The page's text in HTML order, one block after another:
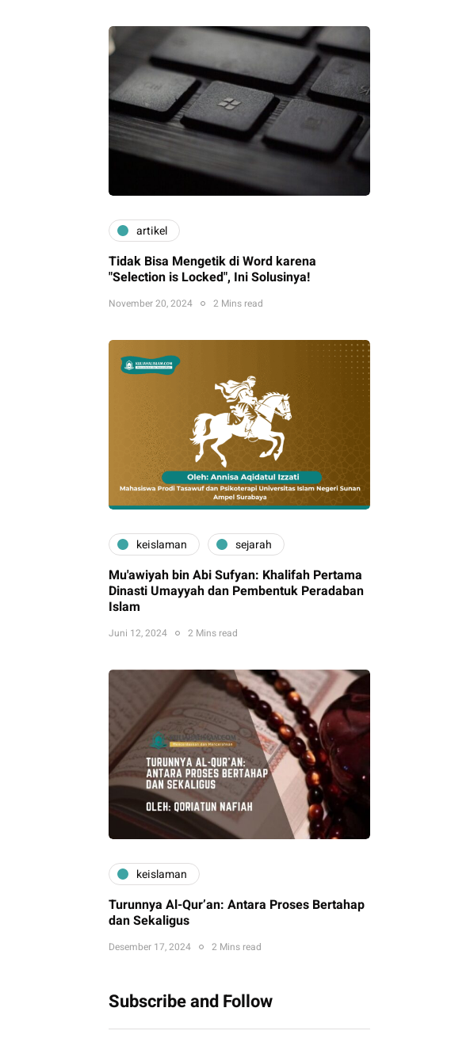
artikel
Tidak Bisa Mengetik di Word karena
"Selection is Locked", Ini Solusinya!
November 20, 2024 2 Mins read
keislaman sejarah
Mu'awiyah bin Abi Sufyan: Khalifah Pertama
Dinasti Umayyah dan Pembentuk Peradaban
Islam
Juni 12, 2024 2 Mins read
keislaman
Turunnya Al-Qur’an: Antara Proses Bertahap
dan Sekaligus
Desember 17, 2024 2 Mins read
Subscribe and Follow